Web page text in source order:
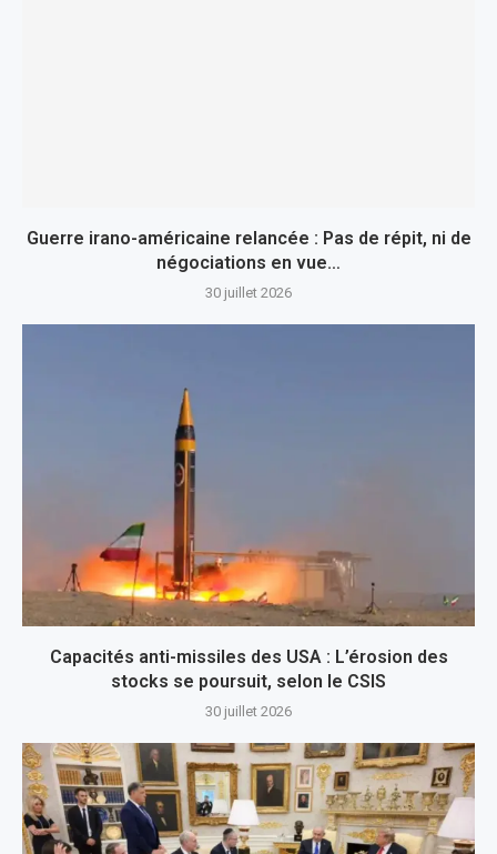
Guerre irano-américaine relancée : Pas de répit, ni de
négociations en vue…
30 juillet 2026
Capacités anti-missiles des USA : L’érosion des
stocks se poursuit, selon le CSIS
30 juillet 2026